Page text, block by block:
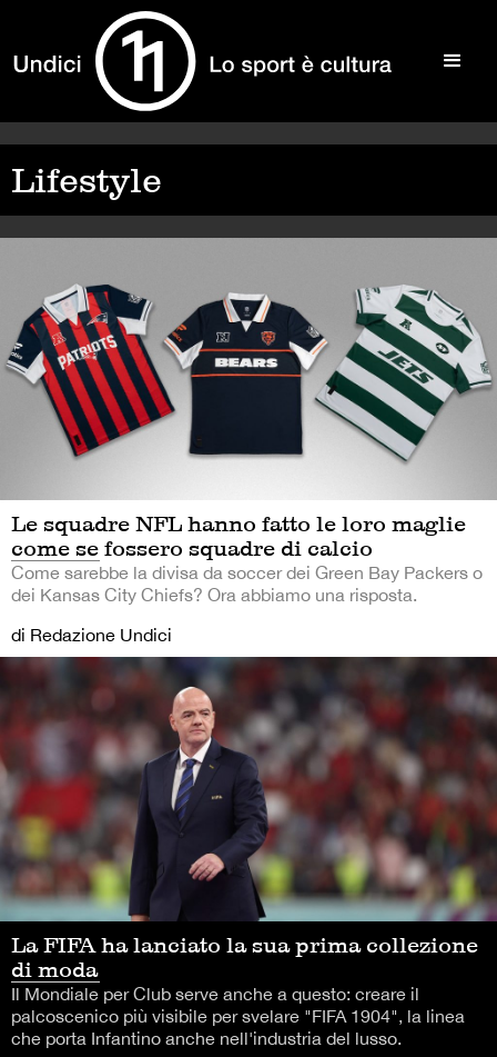
Lifestyle
Le squadre NFL hanno fatto le loro maglie
come se fossero squadre di calcio
Come sarebbe la divisa da soccer dei Green Bay Packers o
dei Kansas City Chiefs? Ora abbiamo una risposta.
di Redazione Undici
La FIFA ha lanciato la sua prima collezione
di moda
Il Mondiale per Club serve anche a questo: creare il
palcoscenico più visibile per svelare "FIFA 1904", la linea
che porta Infantino anche nell'industria del lusso.